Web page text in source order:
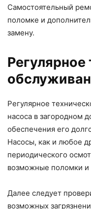
Самостоятельный
поломке и
замену.
Регулярное
Регулярное
насоса в загородном
обеспечения его
Насосы, как и любое
периодического
возможные поломки и
Далее следует
возможных